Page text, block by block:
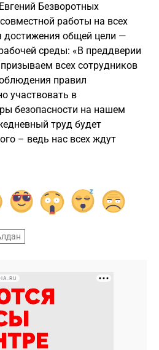
Безворотных
работы на всех
достижения общей цели —
среды: «В преддверии
всех сотрудников
правил
участвовать в
безопасности на нашем
труд будет
– ведь нас всех ждут